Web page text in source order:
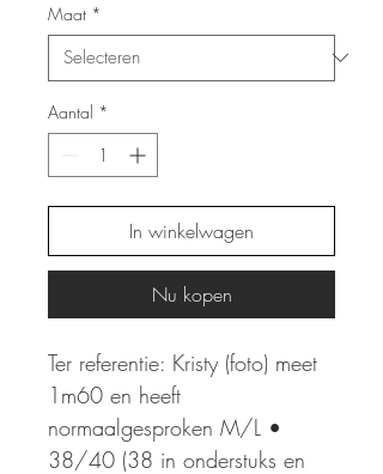
Maat *
Aantal *
In winkelwagen
Nu kopen
Ter referentie: Kristy (foto) meet
1m60 en heeft
normaalgesproken M/L •
38/40 (38 in onderstuks en